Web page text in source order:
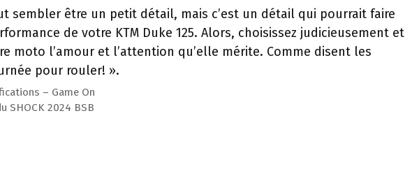
sembler être un petit détail, mais c’est un détail qui pourrait faire
de votre KTM Duke 125. Alors, choisissez judicieusement et
moto l’amour et l’attention qu’elle mérite. Comme disent les
pour rouler! ».
– Game On
SHOCK 2024 BSB